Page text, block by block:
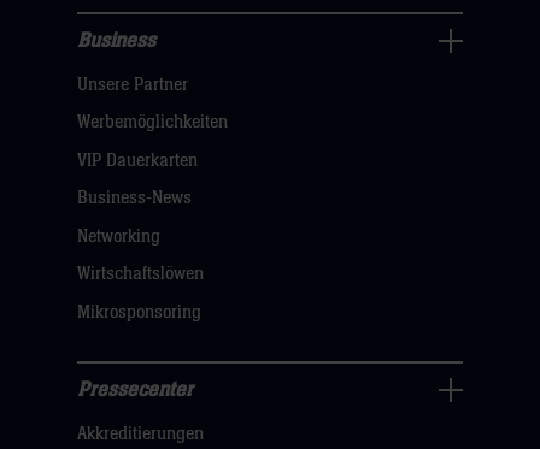
Navigation
öffnen,
dann
klicken
Business
Unsere Partner
Werbemöglichkeiten
VIP Dauerkarten
Business-News
Networking
Wirtschaftslöwen
Mikrosponsoring
Navigation
Pressecenter
Akkreditierungen